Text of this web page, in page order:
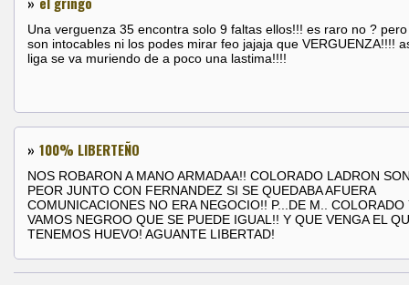
Una verguenza 35 encontra solo 9 faltas ellos!!! es raro no ?
son intocables ni los podes mirar feo jajaja que VERGUENZA!!!!
liga se va muriendo de a poco una lastima!!!!
» 100% LIBERTEÑO
NOS ROBARON A MANO ARMADAA!! COLORADO LADRON
PEOR JUNTO CON FERNANDEZ SI SE QUEDABA AFUERA
COMUNICACIONES NO ERA NEGOCIO!! P...DE M.. COLORADO
VAMOS NEGROO QUE SE PUEDE IGUAL!! Y QUE VENGA EL
TENEMOS HUEVO! AGUANTE LIBERTAD!